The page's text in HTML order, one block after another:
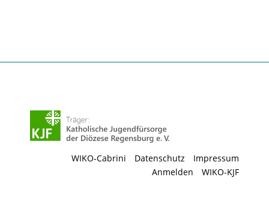
Impressum
Datenschutz
WIKO-Cabrini
WIKO-KJF
Anmelden